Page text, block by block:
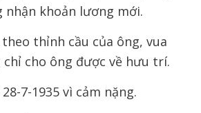
nhận khoản lương mới.
theo thỉnh cầu của ông, vua
chỉ cho ông được về hưu trí.
7-1935 vì cảm nặng.